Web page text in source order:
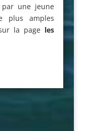
une jeune
plus amples
la page les